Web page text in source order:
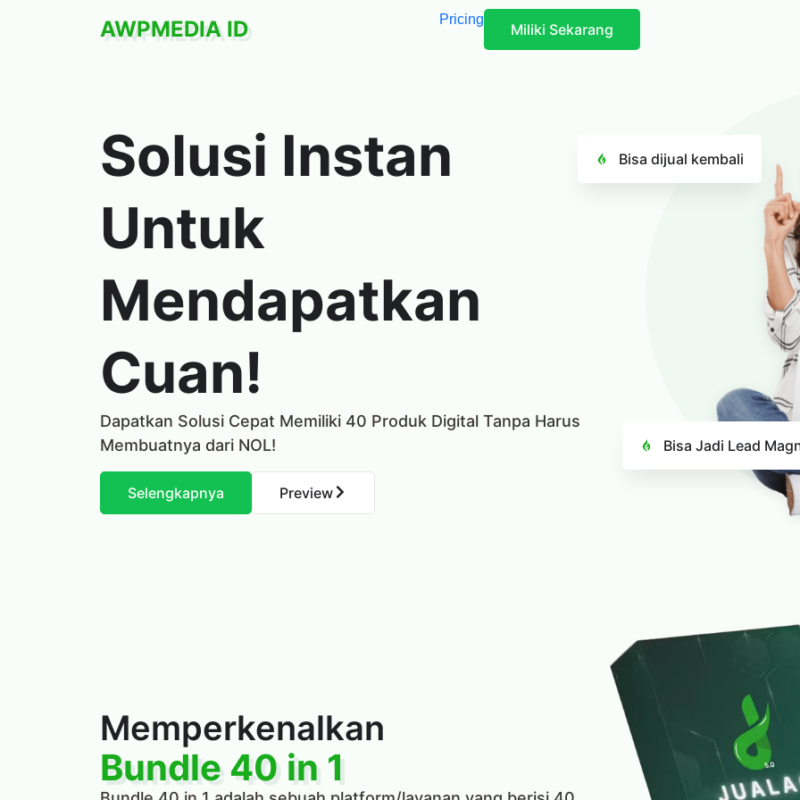
AWPMEDIA ID Pricing
Miliki Sekarang
Solusi Instan
Untuk
Mendapatkan
Cuan!
Dapatkan Solusi Cepat Memiliki 40 Produk Digital Tanpa Harus
Membuatnya dari NOL!
Selengkapnya Preview
Bisa dijual kembali
Bisa Jadi Lead
Memperkenalkan
Bundle 40 in 1